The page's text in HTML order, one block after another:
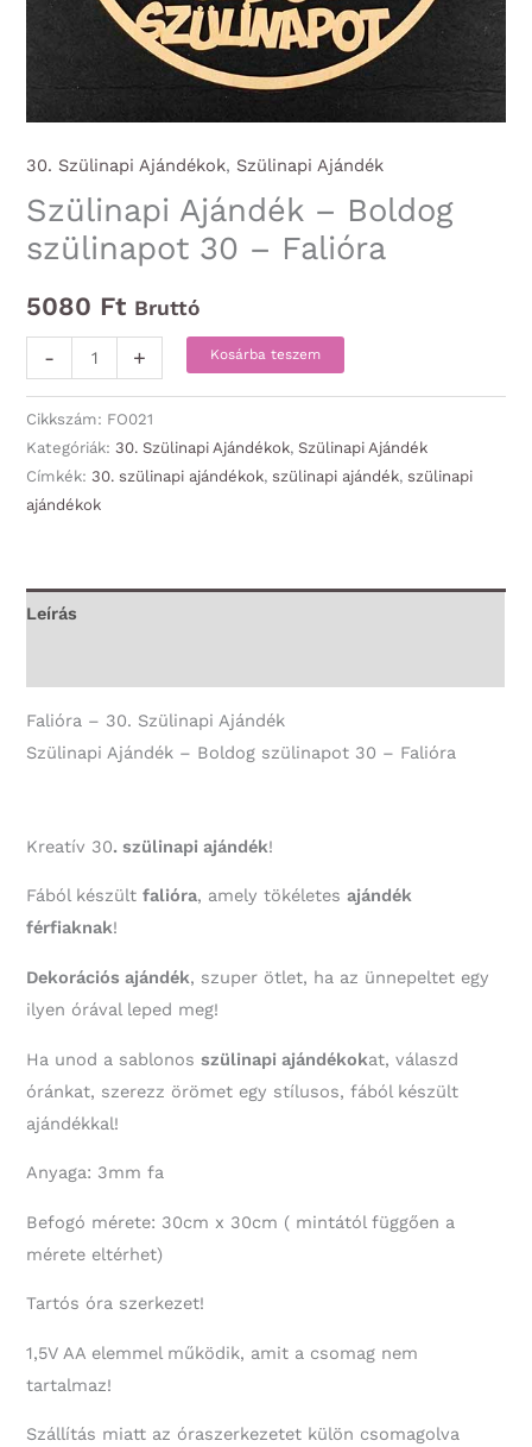
30. Szülinapi Ajándékok, Szülinapi Ajándék
Szülinapi Ajándék – Boldog
szülinapot 30 – Falióra
5080 Ft Bruttó
-
Szülinapi
Ajándék
-
Boldog
szülinapot
30
mennyiség
+ Kosárba teszem
Cikkszám: FO021
Kategóriák:30. Szülinapi Ajándékok,Szülinapi Ajándék
Címkék:30. szülinapi ajándékok,szülinapi ajándék,szülinapi
ajándékok
Leírás
Falióra – 30. Szülinapi Ajándék
Szülinapi Ajándék – Boldog szülinapot 30 – Falióra
Kreatív 30. szülinapi ajándék!
Fából készültfalióra, amely tökéletesajándék
férfiaknak!
Dekorációs ajándék, szuper ötlet, ha az ünnepeltet egy
ilyen órával leped meg!
Ha unod a sablonosszülinapi ajándékokat, válaszd
óránkat, szerezz örömet egy stílusos, fából készült
ajándékkal!
Anyaga: 3mm fa
Befogó mérete: 30cm x 30cm ( mintától függően a
mérete eltérhet)
Tartós óra szerkezet!
1,5V AA elemmel működik, amit a csomag nem
tartalmaz!
Szállítás miatt az óraszerkezetet külön csomagolva